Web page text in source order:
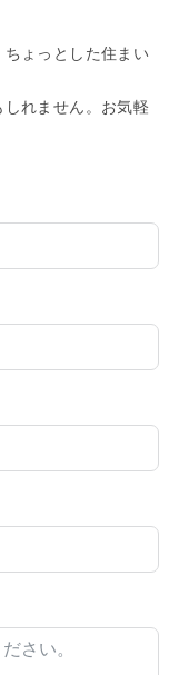
ょっとした住まい
れません。お気軽